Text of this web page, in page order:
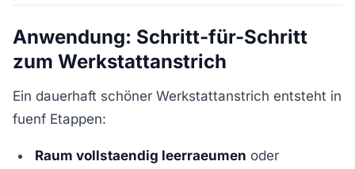
Anwendung: Schritt-für-Schritt
zum Werkstattanstrich
Ein dauerhaft schöner Werkstattanstrich entsteht in
fuenf Etappen:
Raum vollstaendig leerraeumen oder